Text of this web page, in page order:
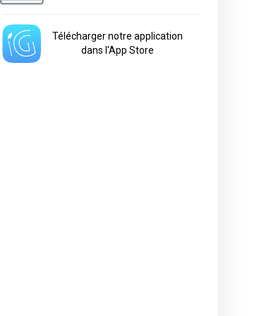
Télécharger notre application
dans l'App Store